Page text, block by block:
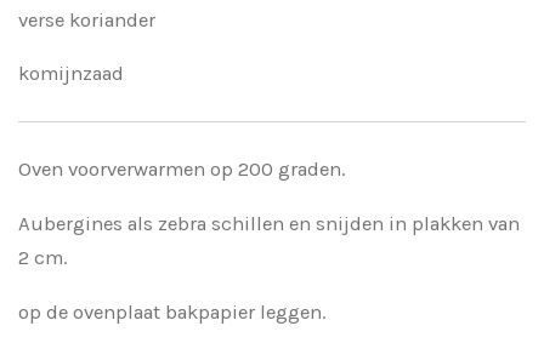
verse koriander
komijnzaad
Oven voorverwarmen op 200 graden.
Aubergines als zebra schillen en snijden in plakken van
2 cm.
op de ovenplaat bakpapier leggen.